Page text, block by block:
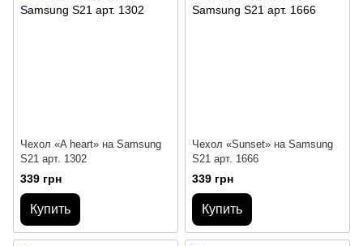
Чехол «A heart» на Samsung
S21 арт. 1302
339 грн
Купить
Чехол «Sunset» на Samsung
S21 арт. 1666
339 грн
Купить